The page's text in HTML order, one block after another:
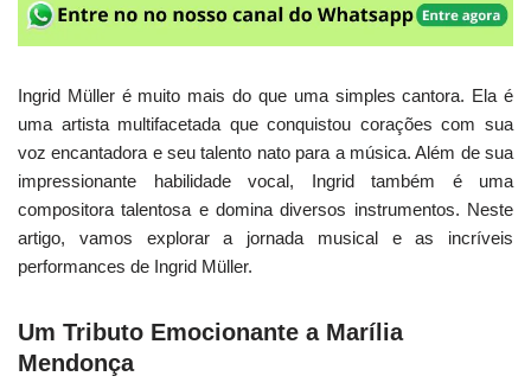
Ingrid Müller é muito mais do que uma simples cantora. Ela é
uma artista multifacetada que conquistou corações com sua
voz encantadora e seu talento nato para a música. Além de sua
impressionante habilidade vocal, Ingrid também é uma
compositora talentosa e domina diversos instrumentos. Neste
artigo, vamos explorar a jornada musical e as incríveis
performances de Ingrid Müller.
Um Tributo Emocionante a Marília
Mendonça